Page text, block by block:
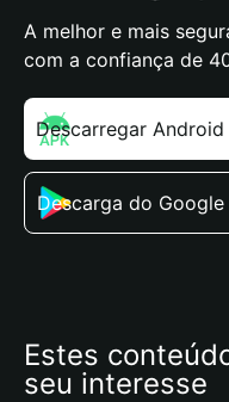
A melhor e mais
com a confiança de
Descarregar Android
Descarga do Google
Estes
seu interesse